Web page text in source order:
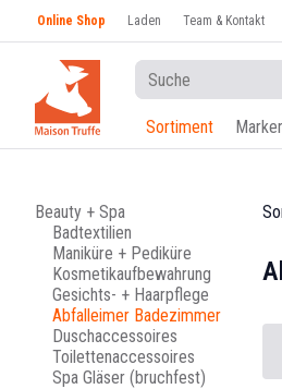
Online Shop Laden Team & Kontakt
Sortiment
Beauty + Spa
Badtextilien
Maniküre + Pediküre
Kosmetikaufbewahrung
Gesichts- + Haarpflege
Abfalleimer Badezimmer
Duschaccessoires
Toilettenaccessoires
Spa Gläser (bruchfest)